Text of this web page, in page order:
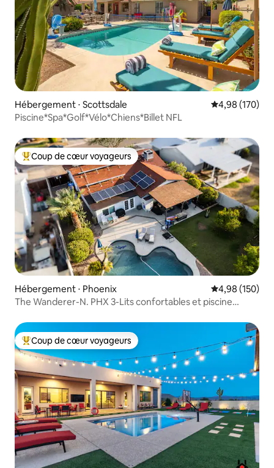
Hébergement ⋅ Scottsdale Évaluation
4,98 (170)
Piscine*Spa*Golf*Vélo*Chiens*Billet NFL
Coups de cœur voyageurs les plus appréciés
Coup de cœur voyageurs
Hébergement ⋅ Phoenix Évaluation
4,98 (150)
The Wanderer-N. PHX 3-Lits confortables et piscine
Coups de cœur voyageurs les plus appréciés
Coup de cœur voyageurs